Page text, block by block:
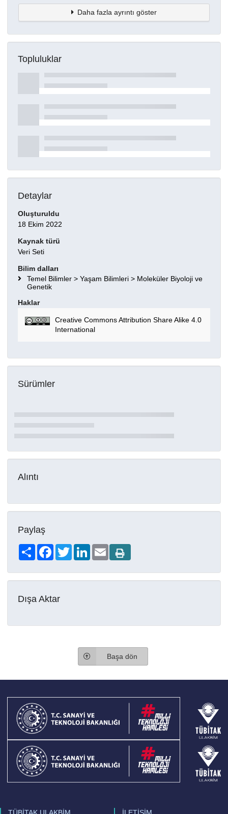
Daha fazla ayrıntı göster
Topluluklar
Detaylar
Oluşturuldu
18 Ekim 2022
Kaynak türü
Veri Seti
Bilim dalları
Temel Bilimler > Yaşam Bilimleri > Moleküler Biyoloji ve
Genetik
Haklar
Creative Commons Attribution Share Alike 4.0
International
Sürümler
Alıntı
Paylaş
Share FacebookTwitterLinkedIn
Email
Dışa Aktar
Başa dön